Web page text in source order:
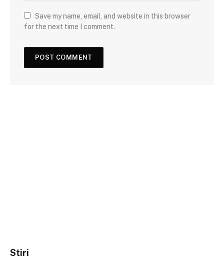
Save my name, email, and website in this browser
for the next time I comment.
Stiri